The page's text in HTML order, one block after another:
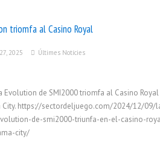
triomfa al Casino Royal
2025 Últimes Notícies
Evolution de SMI2000 triomfa al Casino Royal
City. https://sectordeljuego.com/2024/12/09/
de-smi2000-triunfa-en-el-casino-
city/